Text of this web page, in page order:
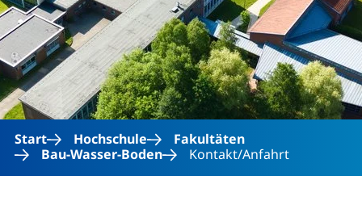
Start Hochschule
Fakultäten
Bau-Wasser-Boden
Kontakt/Anfahrt